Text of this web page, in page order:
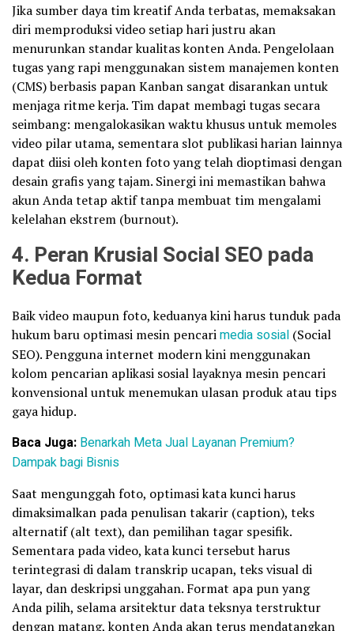
Jika sumber daya tim kreatif Anda terbatas, memaksakan
diri memproduksi video setiap hari justru akan
menurunkan standar kualitas konten Anda. Pengelolaan
tugas yang rapi menggunakan sistem manajemen konten
(CMS) berbasis papan Kanban sangat disarankan untuk
menjaga ritme kerja. Tim dapat membagi tugas secara
seimbang: mengalokasikan waktu khusus untuk memoles
video pilar utama, sementara slot publikasi harian lainnya
dapat diisi oleh konten foto yang telah dioptimasi dengan
desain grafis yang tajam. Sinergi ini memastikan bahwa
akun Anda tetap aktif tanpa membuat tim mengalami
kelelahan ekstrem (burnout).
4. Peran Krusial Social SEO pada
Kedua Format
Baik video maupun foto, keduanya kini harus tunduk pada
hukum baru optimasi mesin pencarimedia sosial (Social
SEO). Pengguna internet modern kini menggunakan
kolom pencarian aplikasi sosial layaknya mesin pencari
konvensional untuk menemukan ulasan produk atau tips
gaya hidup.
Baca Juga: Benarkah Meta Jual Layanan Premium?
Dampak bagi Bisnis
Saat mengunggah foto, optimasi kata kunci harus
dimaksimalkan pada penulisan takarir (caption), teks
alternatif (alt text), dan pemilihan tagar spesifik.
Sementara pada video, kata kunci tersebut harus
terintegrasi di dalam transkrip ucapan, teks visual di
layar, dan deskripsi unggahan. Format apa pun yang
Anda pilih, selama arsitektur data teksnya terstruktur
dengan matang, konten Anda akan terus mendatangkan